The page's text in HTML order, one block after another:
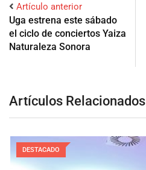
Artículo anterior
Uga estrena este sábado
el ciclo de conciertos Yaiza
Naturaleza Sonora
Artículos Relacionados
DESTACADO